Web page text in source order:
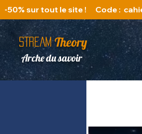
-50% sur tout le site !      Code :
STREAM Theory
Arche du savoir